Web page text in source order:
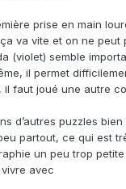
prise en main
va vite et on ne peut
(violet) semble
il permet
faut joué une autre
d’autres puzzles
partout, ce qui est
un peu trop
avec